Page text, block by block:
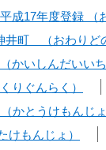
成17年度登録 （
井町 （おわりど
かいしんだいい
りぐんらく）
かとうけもんじょ
けもんじょ）